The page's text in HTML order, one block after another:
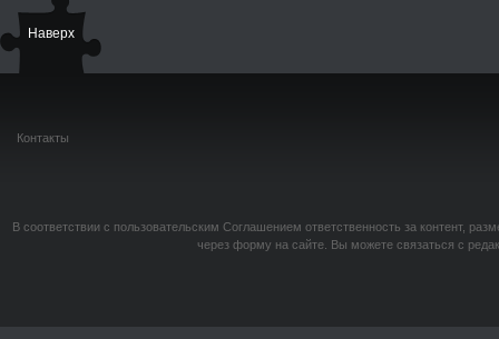
Наверх
Контакты
В соответствии с пользовательским Соглашением ответственность за контент,
через форму на сайте. Вы можете связаться с